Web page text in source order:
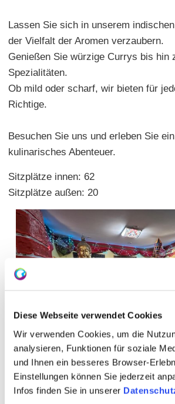
Diese Webseite verwendet Cookies
Wir verwenden Cookies, um die
analysieren, Funktionen für soziale
und Ihnen ein besseres Browser-
Einstellungen können Sie jederzeit
Infos finden Sie in unserer
Lassen Sie sich in unserem
der Vielfalt der Aromen verzaubern.
Genießen Sie würzige Currys bis hin
Spezialitäten.
Ob mild oder scharf, wir bieten für
Richtige.
Besuchen Sie uns und erleben Sie
kulinarisches Abenteuer.
Sitzplätze innen: 62
Sitzplätze außen: 20